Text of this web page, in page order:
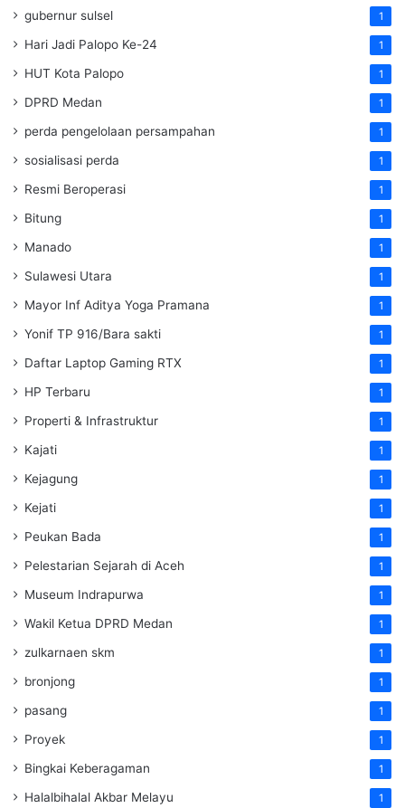
gubernur sulsel 1
Hari Jadi Palopo Ke-24 1
HUT Kota Palopo 1
DPRD Medan 1
perda pengelolaan persampahan 1
sosialisasi perda 1
Resmi Beroperasi 1
Bitung 1
Manado 1
Sulawesi Utara 1
Mayor Inf Aditya Yoga Pramana 1
Yonif TP 916/Bara sakti 1
Daftar Laptop Gaming RTX 1
HP Terbaru 1
Properti & Infrastruktur 1
Kajati 1
Kejagung 1
Kejati 1
Peukan Bada 1
Pelestarian Sejarah di Aceh 1
Museum Indrapurwa 1
Wakil Ketua DPRD Medan 1
zulkarnaen skm 1
bronjong 1
pasang 1
Proyek 1
Bingkai Keberagaman 1
Halalbihalal Akbar Melayu 1